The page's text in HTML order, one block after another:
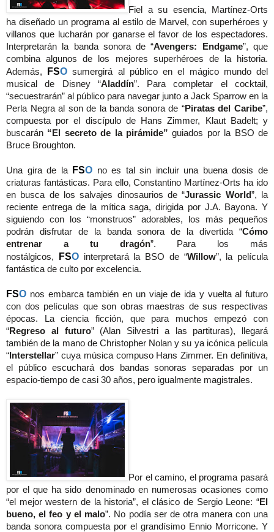
Fiel a su esencia, Martínez-Orts
ha diseñado un programa al estilo de Marvel, con superhéroes y
villanos que lucharán por ganarse el favor de los espectadores.
Interpretarán la banda sonora de “Avengers: Endgame”, que
combina algunos de los mejores superhéroes de la historia.
Además,
FSO sumergirá al público en el mágico mundo del
musical de Disney “Aladdín”. Para completar el cocktail,
“secuestrarán” al público para navegar junto a Jack Sparrow en la
Perla Negra al son de la banda sonora de “Piratas del Caribe”,
compuesta por el discípulo de Hans Zimmer, Klaut Badelt; y
buscarán “El secreto de la pirámide” guiados por la BSO de
Bruce Broughton.
Una gira de la FSO no es tal sin incluir una buena dosis de
criaturas fantásticas. Para ello, Constantino Martínez-Orts ha ido
en busca de los salvajes dinosaurios de “Jurassic World”, la
reciente entrega de la mítica saga, dirigida por J.A. Bayona. Y
siguiendo con los “monstruos” adorables, los más pequeños
podrán disfrutar de la banda sonora de la divertida “Cómo
entrenar a tu dragón”. Para los más
nostálgicos,
FSOinterpretará la BSO de “Willow”, la película
fantástica de culto por excelencia.
FSO nos embarca también en un viaje de ida y vuelta al futuro
con dos películas que son obras maestras de sus respectivas
épocas. La ciencia ficción, que para muchos empezó con
“Regreso al futuro” (Alan Silvestri a las partituras), llegará
también de la mano de Christopher Nolan y su ya icónica película
“ Interstellar” cuya música compuso Hans Zimmer. En definitiva,
el público escuchará dos bandas sonoras separadas por un
espacio-tiempo de casi 30 años, pero igualmente magistrales.
Por el camino, el programa pasará
por el que ha sido denominado en numerosas ocasiones como
“el mejor western de la historia”, el clásico de Sergio Leone: “El
bueno, el feo y el malo”. No podía ser de otra manera con una
banda sonora compuesta por el grandísimo Ennio Morricone. Y